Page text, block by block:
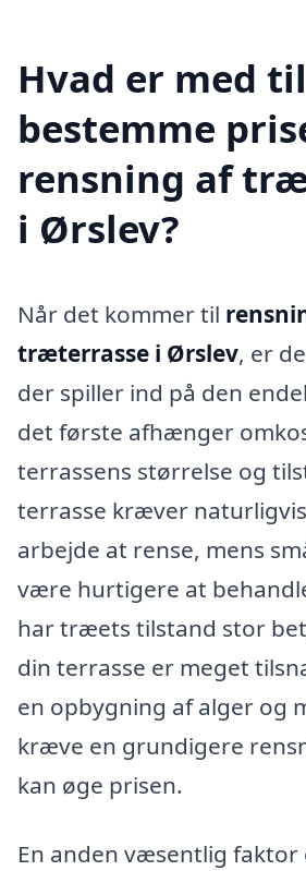
Hvad er med
bestemme
rensning af
i Ørslev?
Når det kommer til
træterrasse i Ørslev, er
der spiller ind på den
det første afhænger
terrassens størrelse og
terrasse kræver
arbejde at rense, mens
være hurtigere at
har træets tilstand stor
din terrasse er meget
en opbygning af alger og
kræve en grundigere
kan øge prisen.
En anden væsentlig faktor